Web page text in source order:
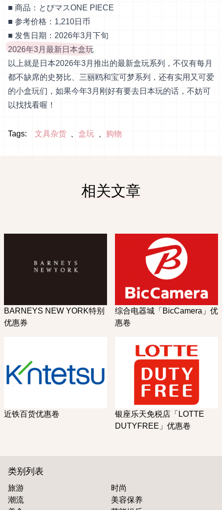
■ 商品：とびマスONE PIECE
■ 参考价格：1,210日币
■ 发售日期：2026年3月下旬
2026年3月最新日本盒玩
以上就是日本2026年3月推出的最新盒玩系列，不仅有每月
都不缺席的史努比、三丽鸥和宝可梦系列，还有实用又可爱
的小盒玩们，如果今年3月刚好有要去日本玩的话，不妨可
以找找看喔！
Tags: 文具杂货 盒玩 购物
相关文章
BARNEYS NEW YORK特别
优惠券
综合电器城「BicCamera」优
惠卷
近铁百货优惠卷
银座乐天免税店「LOTTE
DUTYFREE」优惠卷
类别列表
旅游
时尚
潮流
美容保养